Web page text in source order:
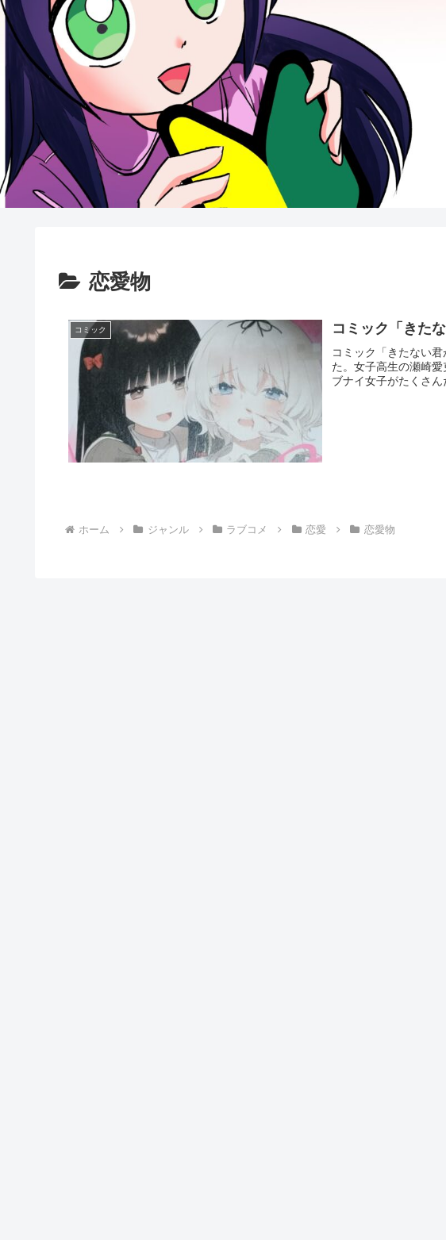
恋愛物
コミック コミック「きた
コミック「きたない
た。女子高生の瀬崎
ブナイ女子がたくさ
ホーム ジャンル ラブコメ 恋愛 恋愛物